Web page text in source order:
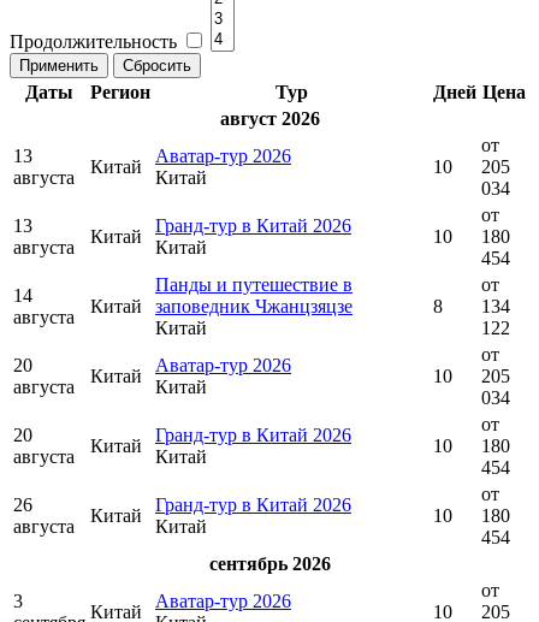
Продолжительность
Даты Регион Тур Дней Цена
август 2026
13
августа
Китай
Аватар-тур 2026
Китай
10
от
205
034
13
августа
Китай
Гранд-тур в Китай 2026
Китай
10
от
180
454
14
августа
Китай
Панды и путешествие в
заповедник Чжанцзяцзе
Китай
8
от
134
122
20
августа
Китай
Аватар-тур 2026
Китай
10
от
205
034
20
августа
Китай
Гранд-тур в Китай 2026
Китай
10
от
180
454
26
августа
Китай
Гранд-тур в Китай 2026
Китай
10
от
180
454
сентябрь 2026
3
Китай
Аватар-тур 2026
10
от
205